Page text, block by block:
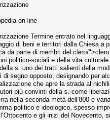
on line
Termine entrato nel
di beni e territori dalla Chiesa a
da parte di membri del clero/
politico-sociali e della vita
s. uno dei tratti salienti della
di segno opposto, designando per
che apre la strada al
più convinti della s. come
nella seconda metà dell’800 e
politico e ideologico, spesso
e gli inizi del Novecento,